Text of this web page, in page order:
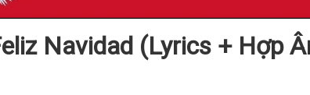
Navidad (Lyrics + Hợp